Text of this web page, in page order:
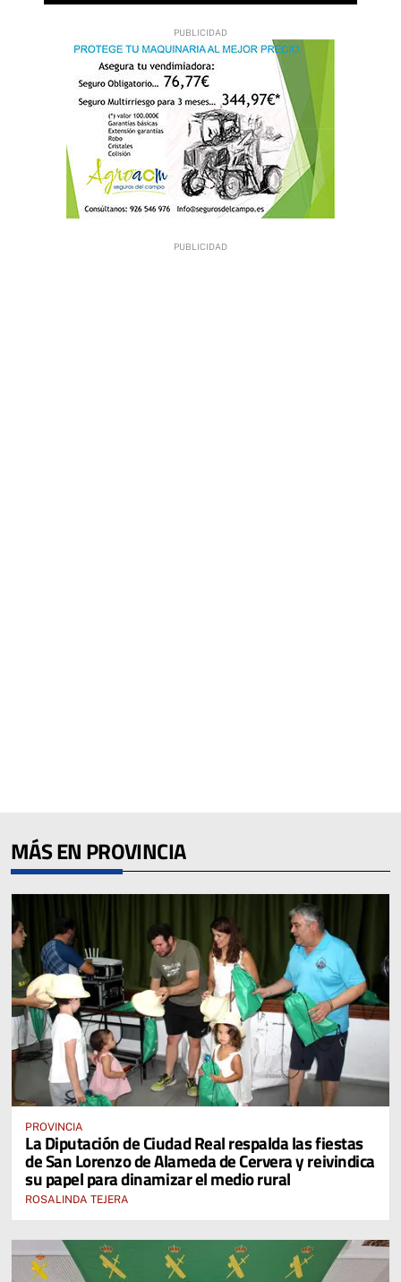
MÁS EN PROVINCIA
PROVINCIA
La Diputación de Ciudad Real respalda las fiestas
de San Lorenzo de Alameda de Cervera y reivindica
su papel para dinamizar el medio rural
ROSALINDA TEJERA